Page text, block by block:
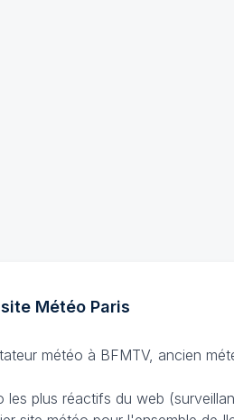
MétéoParis
météo à BFMTV, ancien
plus réactifs du web